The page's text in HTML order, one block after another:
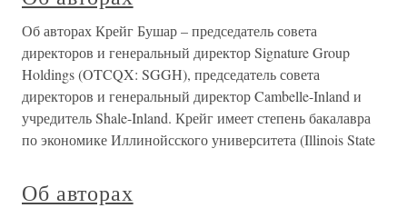
Об авторах Крейг Бушар – председатель совета
директоров и генеральный директор Signature Group
Holdings (OTCQX: SGGH), председатель совета
директоров и генеральный директор Cambelle-Inland и
учредитель Shale-Inland. Крейг имеет степень бакалавра
по экономике Иллинойсского университета (Illinois State
Об авторах